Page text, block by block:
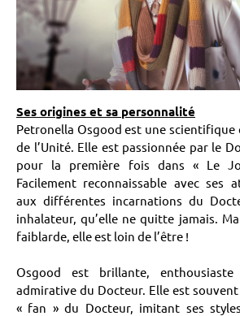
Ses origines et sa personnalité
Petronella Osgood est une scientifique
de l’Unité. Elle est passionnée par le
pour la première fois dans « Le
Facilement reconnaissable avec ses
aux différentes incarnations du
inhalateur, qu’elle ne quitte jamais.
faiblarde, elle est loin de l’être !
Osgood est brillante,
admirative du Docteur. Elle est
« fan » du Docteur, imitant ses